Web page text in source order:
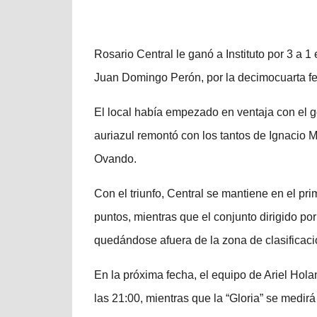
Rosario Central le ganó a Instituto por 3 a
Juan Domingo Perón, por la decimocuarta
El local había empezado en ventaja con el
auriazul remontó con los tantos de Ignacio
Ovando.
Con el triunfo, Central se mantiene en el
puntos, mientras que el conjunto dirigido
quedándose afuera de la zona de
En la próxima fecha, el equipo de Ariel
las 21:00, mientras que la “Gloria” se